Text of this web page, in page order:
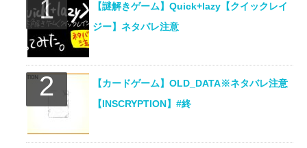
【謎解きゲーム】Quick+lazy【クイックレイ
ジー】ネタバレ注意
【カードゲーム】OLD_DATA※ネタバレ注意
【INSCRYPTION】#終